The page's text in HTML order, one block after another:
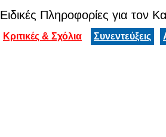
Ειδικές Πληροφορίες για τον
Κριτικές & Σχόλια Συνεντεύξεις